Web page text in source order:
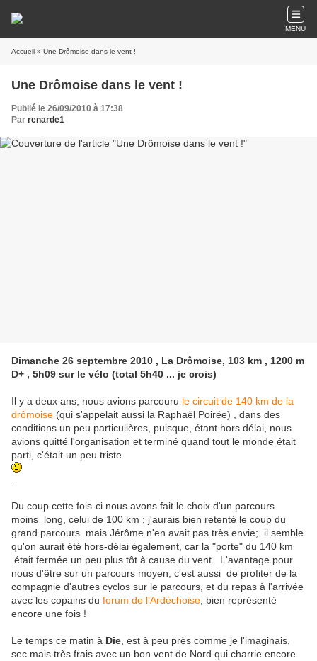
MENU
Accueil » Une Drômoise dans le vent !
Une Drômoise dans le vent !
Publié le 26/09/2010 à 17:38
Par renarde1
Dimanche 26 septembre 2010 , La Drômoise, 103 km , 1200 m
D+ , 5h09 sur le vélo (total 5h40 ... je crois)
Il y a deux ans, nous avions parcouru le circuit de 140 km de la
drômoise (qui s'appelait aussi la Raphaël Poirée) , dans des
conditions un peu particulières, puisque, étant hors délai, nous
avions quitté l'organisation et terminé quand tout le monde était
parti, c'était un peu triste
Du coup cette fois-ci nous avons fait le choix d'un parcours
moins long, celui de 100 km ; j'aurais bien retenté le coup du
grand parcours mais Jérôme n'en avait pas très envie; il semble
qu'on aurait été hors-délai également, car la "porte" du 140 km
était fermée un peu plus tôt à cause du vent. L'avantage pour
nous d'être sur un parcours moyen, c'est aussi de profiter de la
compagnie d'autres cyclos sur le parcours, et du repas à l'arrivée
avec les copains du forum de l'Ardéchoise , bien représenté
encore une fois !
Le temps ce matin à Die , est à peu près comme je l'imaginais,
sec mais très frais avec un bon vent de Nord qui charrie encore